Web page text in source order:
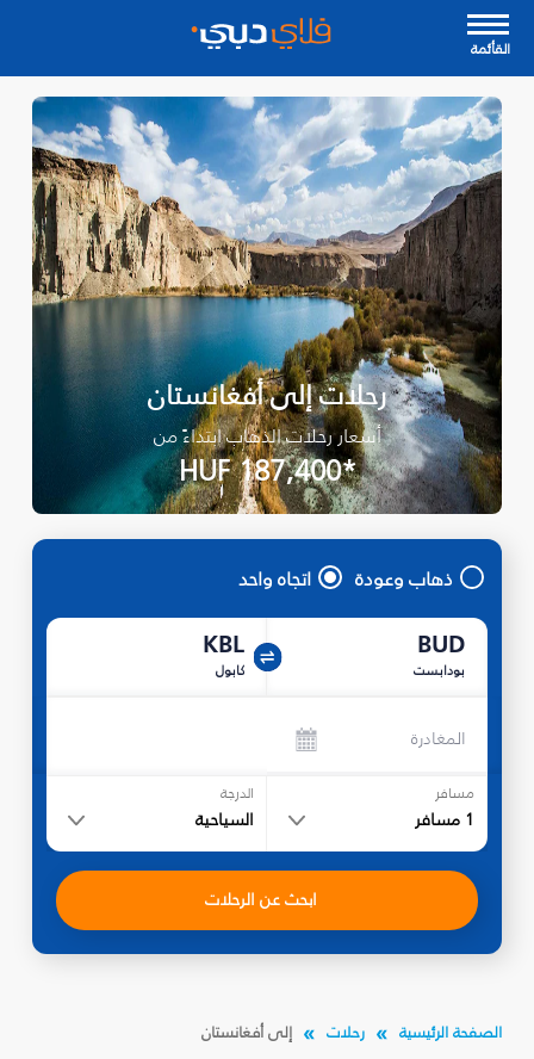
القأئمة
رحلات إلى أفغانستان
أسعار رحلات الذهاب ابتداءً من
*HUF 187,400
ذهاب وعودة اتجاه واحد
BUD
بودابست
KBL
كابول
المغادرة
مسافر
1 مسافر
الدرجة
السياحية
ابحث عن الرحلات
الصفحة الرئيسية رحلات إلى أفغانستان